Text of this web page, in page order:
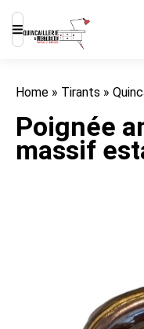
Home » Tirants »
Poignée
massif